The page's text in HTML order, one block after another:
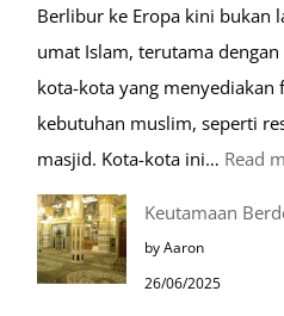
Masjid
Nabawi
Berlibur ke Eropa kini bukan
umat Islam, terutama
kota-kota yang menyediakan
kebutuhan muslim, seperti
masjid. Kota-kota ini… Read
Keutamaan
by Aaron
26/06/2025